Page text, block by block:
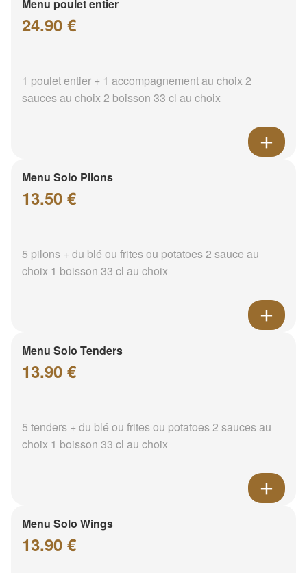
Menu poulet entier
24.90 €
1 poulet entier + 1 accompagnement au choix 2
sauces au choix 2 boisson 33 cl au choix
Menu Solo Pilons
13.50 €
5 pilons + du blé ou frites ou potatoes 2 sauce au
choix 1 boisson 33 cl au choix
Menu Solo Tenders
13.90 €
5 tenders + du blé ou frites ou potatoes 2 sauces au
choix 1 boisson 33 cl au choix
Menu Solo Wings
13.90 €